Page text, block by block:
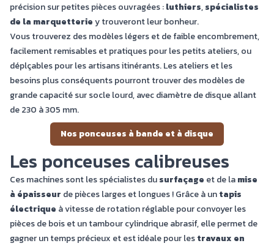
précision sur petites pièces ouvragées :luthiers,spécialistes
de la marquetteriey trouveront leur bonheur.
Vous trouverez des modèles légers et de faible encombrement,
facilement remisables et pratiques pour les petits ateliers, ou
déplçables pour les artisans itinérants. Les ateliers et les
besoins plus conséquents pourront trouver des modèles de
grande capacité sur socle lourd, avec diamètre de disque allant
de 230 à 305 mm.
Nos ponceuses à bande et à disque
Les ponceuses calibreuses
Ces machines sont les spécialistes dusurfaçage et de lamise
à épaisseur de pièces larges et longues ! Grâce à untapis
électrique à vitesse de rotation réglable pour convoyer les
pièces de bois et un tambour cylindrique abrasif, elle permet de
gagner un temps précieux et est idéale pour lestravaux en